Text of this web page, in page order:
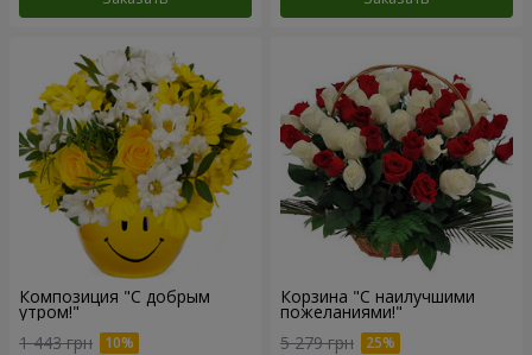
Композиция "С добрым
утром!"
1 443 грн
Корзина "С наилучшими
пожеланиями!"
5 279 грн